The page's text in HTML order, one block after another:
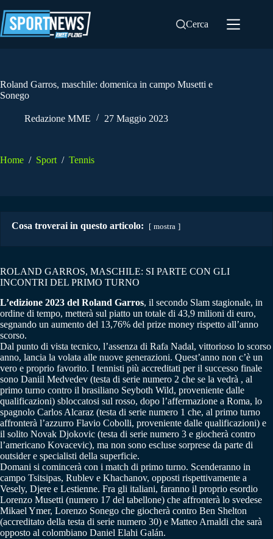
al
contenuto
Cerca
Roland Garros, maschile: domenica in campo Musetti e
Sonego
Redazione MME 27 Maggio 2023
Home / Sport / Tennis
Cosa troverai in questo articolo: mostra
ROLAND GARROS, MASCHILE: SI PARTE CON GLI
INCONTRI DEL PRIMO TURNO
L’edizione 2023 del Roland Garros, il secondo Slam stagionale, in
ordine di tempo, metterà sul piatto un totale di 43,9 milioni di euro,
segnando un aumento del 13,76% del prize money rispetto all’anno
scorso.
Dal punto di vista tecnico, l’assenza di Rafa Nadal, vittorioso lo scorso
anno, lancia la volata alle nuove generazioni. Quest’anno non c’è un
vero e proprio favorito. I tennisti più accreditati per il successo finale
sono Daniil Medvedev (testa di serie numero 2 che se la vedrà , al
primo turno contro il brasiliano Seyboth Wild, proveniente dalle
qualificazioni) sbloccatosi sul rosso, dopo l’affermazione a Roma, lo
spagnolo Carlos Alcaraz (testa di serie numero 1 che, al primo turno
affronterà l’azzurro Flavio Cobolli, proveniente dalle qualificazioni) e
il solito Novak Djokovic (testa di serie numero 3 e giocherà contro
l’americano Kovacevic), ma non sono escluse sorprese da parte di
outsider e specialisti della superficie.
Domani si comincerà con i match di primo turno. Scenderanno in
campo Tsitsipas, Rublev e Khachanov, opposti rispettivamente a
Vesely, Djere e Lestienne. Fra gli italiani, faranno il proprio esordio
Lorenzo Musetti (numero 17 del tabellone) che affronterà lo svedese
Mikael Ymer, Lorenzo Sonego che giocherà contro Ben Shelton
(accreditato della testa di serie numero 30) e Matteo Arnaldi che sarà
opposto al colombiano Daniel Elahi Galán.